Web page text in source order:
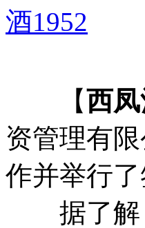
酒1952
【西凤
资管理有
作并举行了
据了解，